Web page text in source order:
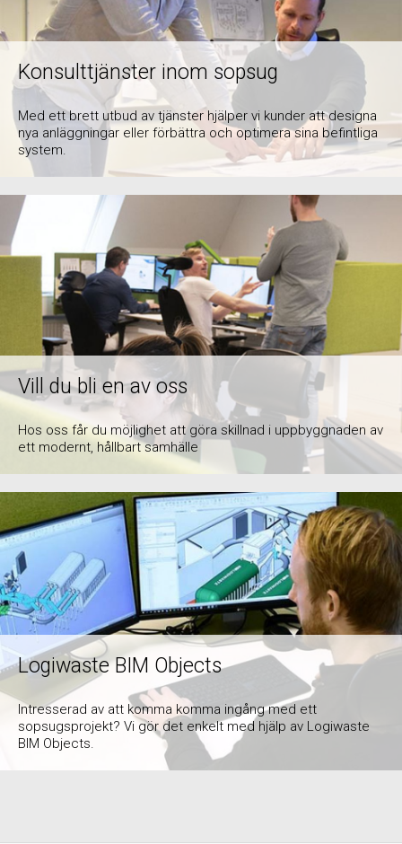
Konsulttjänster inom sopsug
Med ett brett utbud av tjänster hjälper vi kunder att designa
nya anläggningar eller förbättra och optimera sina befintliga
system.
Vill du bli en av oss
Hos oss får du möjlighet att göra skillnad i uppbyggnaden av
ett modernt, hållbart samhälle
Logiwaste BIM Objects
Intresserad av att komma komma ingång med ett
sopsugsprojekt? Vi gör det enkelt med hjälp av Logiwaste
BIM Objects.